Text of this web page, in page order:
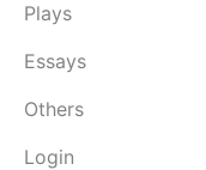
Plays
Essays
Others
Login